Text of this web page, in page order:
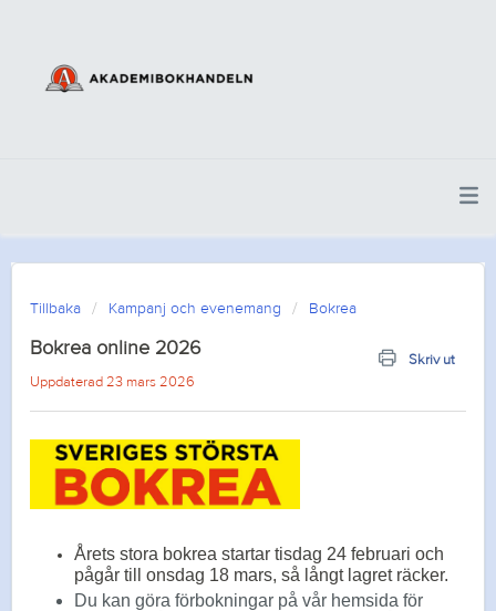
Tillbaka Kampanj och evenemang Bokrea
Bokrea online 2026
Skriv ut
Uppdaterad 23 mars 2026
Årets stora bokrea startar tisdag 24 februari och
pågår till onsdag 18 mars, så långt lagret räcker.
Du kan göra förbokningar på vår hemsida för